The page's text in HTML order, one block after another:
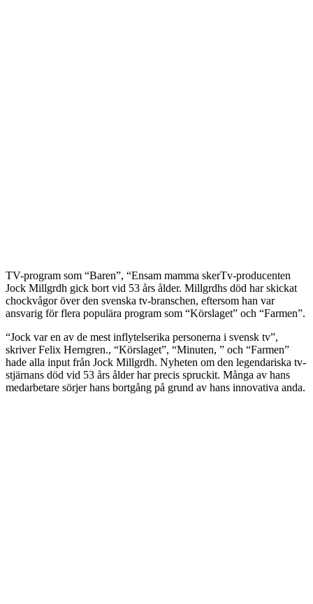
TV-program som “Baren”, “Ensam mamma skerTv-producenten
Jock Millgrdh gick bort vid 53 års ålder. Millgrdhs död har skickat
chockvågor över den svenska tv-branschen, eftersom han var
ansvarig för flera populära program som “Körslaget” och “Farmen”.
“Jock var en av de mest inflytelserika personerna i svensk tv”,
skriver Felix Herngren., “Körslaget”, “Minuten, ” och “Farmen”
hade alla input från Jock Millgrdh. Nyheten om den legendariska tv-
stjärnans död vid 53 års ålder har precis spruckit. Många av hans
medarbetare sörjer hans bortgång på grund av hans innovativa anda.